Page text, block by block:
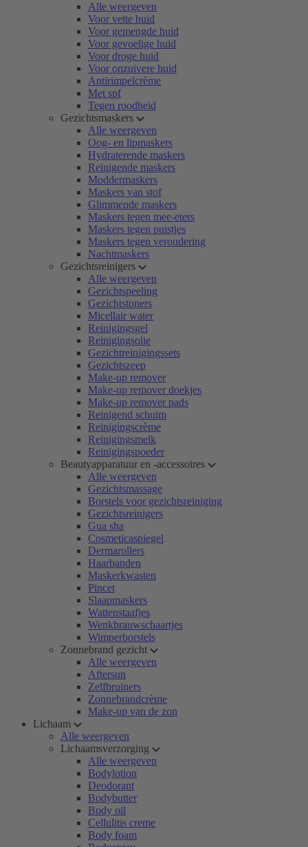
Alle weergeven
Voor vette huid
Voor gemengde huid
Voor gevoelige huid
Voor droge huid
Voor onzuivere huid
Antirimpelcrème
Met spf
Tegen roodheid
Gezichtsmaskers
Alle weergeven
Oog- en lipmaskers
Hydraterende maskers
Reinigende maskers
Moddermaskers
Maskers van stof
Glimmende maskers
Maskers tegen mee-eters
Maskers tegen puistjes
Maskers tegen veroudering
Nachtmaskers
Gezichtsreinigers
Alle weergeven
Gezichtspeeling
Gezichtstoners
Micellair water
Reinigingsgel
Reinigingsolie
Gezichtreinigingssets
Gezichtszeep
Make-up remover
Make-up remover doekjes
Make-up remover pads
Reinigend schuim
Reinigingscrème
Reinigingsmelk
Reinigingspoeder
Beautyapparatuur en -accessoires
Alle weergeven
Gezichtsmassage
Borstels voor gezichtsreiniging
Gezichtsreinigers
Gua sha
Cosmeticaspiegel
Dermarollers
Haarbanden
Maskerkwasten
Pincet
Slaapmaskers
Wattenstaafjes
Wenkbrauwschaartjes
Wimperborstels
Zonnebrand gezicht
Alle weergeven
Aftersun
Zelfbruiners
Zonnebrandcrème
Make-up van de zon
Lichaam
Alle weergeven
Lichaamsverzorging
Alle weergeven
Bodylotion
Deodorant
Bodybutter
Body oil
Cellulitis creme
Body foam